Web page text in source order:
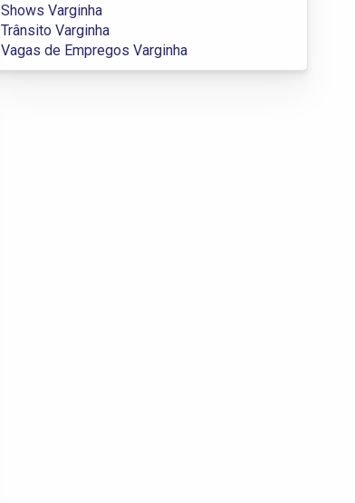
Shows Varginha
Trânsito Varginha
Vagas de Empregos Varginha